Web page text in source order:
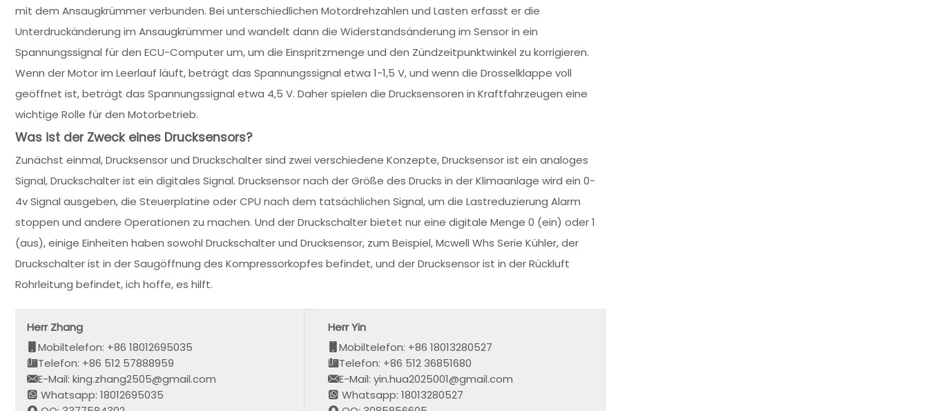
mit dem Ansaugkrümmer verbunden. Bei unterschiedlichen Motordrehzahlen und Lasten erfasst er die
Unterdruckänderung im Ansaugkrümmer und wandelt dann die Widerstandsänderung im Sensor in ein
Spannungssignal für den ECU-Computer um, um die Einspritzmenge und den Zündzeitpunktwinkel zu korrigieren.
Wenn der Motor im Leerlauf läuft, beträgt das Spannungssignal etwa 1-1,5 V, und wenn die Drosselklappe voll
geöffnet ist, beträgt das Spannungssignal etwa 4,5 V. Daher spielen die Drucksensoren in Kraftfahrzeugen eine
wichtige Rolle für den Motorbetrieb.
Was ist der Zweck eines Drucksensors?
Zunächst einmal, Drucksensor und Druckschalter sind zwei verschiedene Konzepte, Drucksensor ist ein analoges
Signal, Druckschalter ist ein digitales Signal. Drucksensor nach der Größe des Drucks in der Klimaanlage wird ein 0-
4v Signal ausgeben, die Steuerplatine oder CPU nach dem tatsächlichen Signal, um die Lastreduzierung Alarm
stoppen und andere Operationen zu machen. Und der Druckschalter bietet nur eine digitale Menge 0 (ein) oder 1
(aus), einige Einheiten haben sowohl Druckschalter und Drucksensor, zum Beispiel, Mcwell Whs Serie Kühler, der
Druckschalter ist in der Saugöffnung des Kompressorkopfes befindet, und der Drucksensor ist in der Rückluft
Rohrleitung befindet, ich hoffe, es hilft.
Herr Zhang
Mobiltelefon: +86 18012695035
Telefon: +86 512 57888959
E-Mail: king.zhang2505@gmail.com
Whatsapp: 18012695035
Herr Yin
Mobiltelefon: +86 18013280527
Telefon: +86 512 36851680
E-Mail: yin.hua2025001@gmail.com
Whatsapp: 18013280527